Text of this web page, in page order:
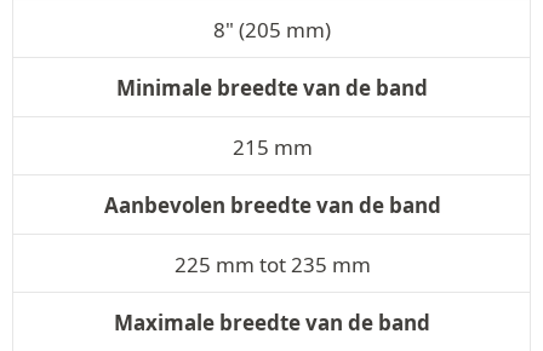
8" (205 mm)
Minimale breedte van de band
215 mm
Aanbevolen breedte van de band
225 mm tot 235 mm
Maximale breedte van de band